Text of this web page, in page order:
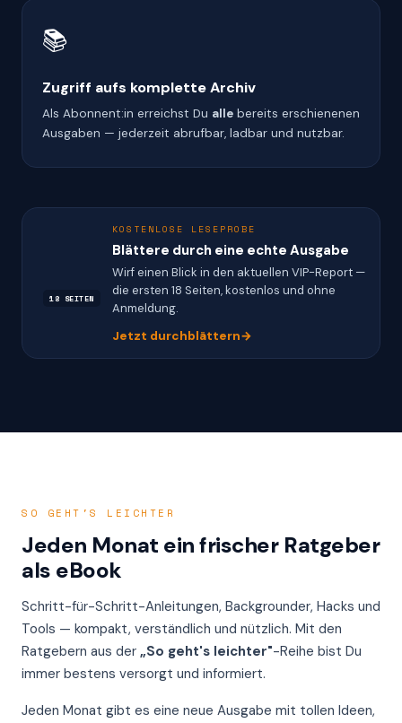
📚
Zugriff aufs komplette Archiv
Als Abonnent:in erreichst Du alle bereits erschienenen
Ausgaben — jederzeit abrufbar, ladbar und nutzbar.
18 SEITEN
KOSTENLOSE LESEPROBE
Blättere durch eine echte Ausgabe
Wirf einen Blick in den aktuellen VIP-Report —
die ersten 18 Seiten, kostenlos und ohne
Anmeldung.
Jetzt durchblättern→
SO GEHT'S LEICHTER
Jeden Monat ein frischer Ratgeber
als eBook
Schritt-für-Schritt-Anleitungen, Backgrounder, Hacks und
Tools — kompakt, verständlich und nützlich. Mit den
Ratgebern aus der „So geht's leichter"-Reihe bist Du
immer bestens versorgt und informiert.
Jeden Monat gibt es eine neue Ausgabe mit tollen Ideen,